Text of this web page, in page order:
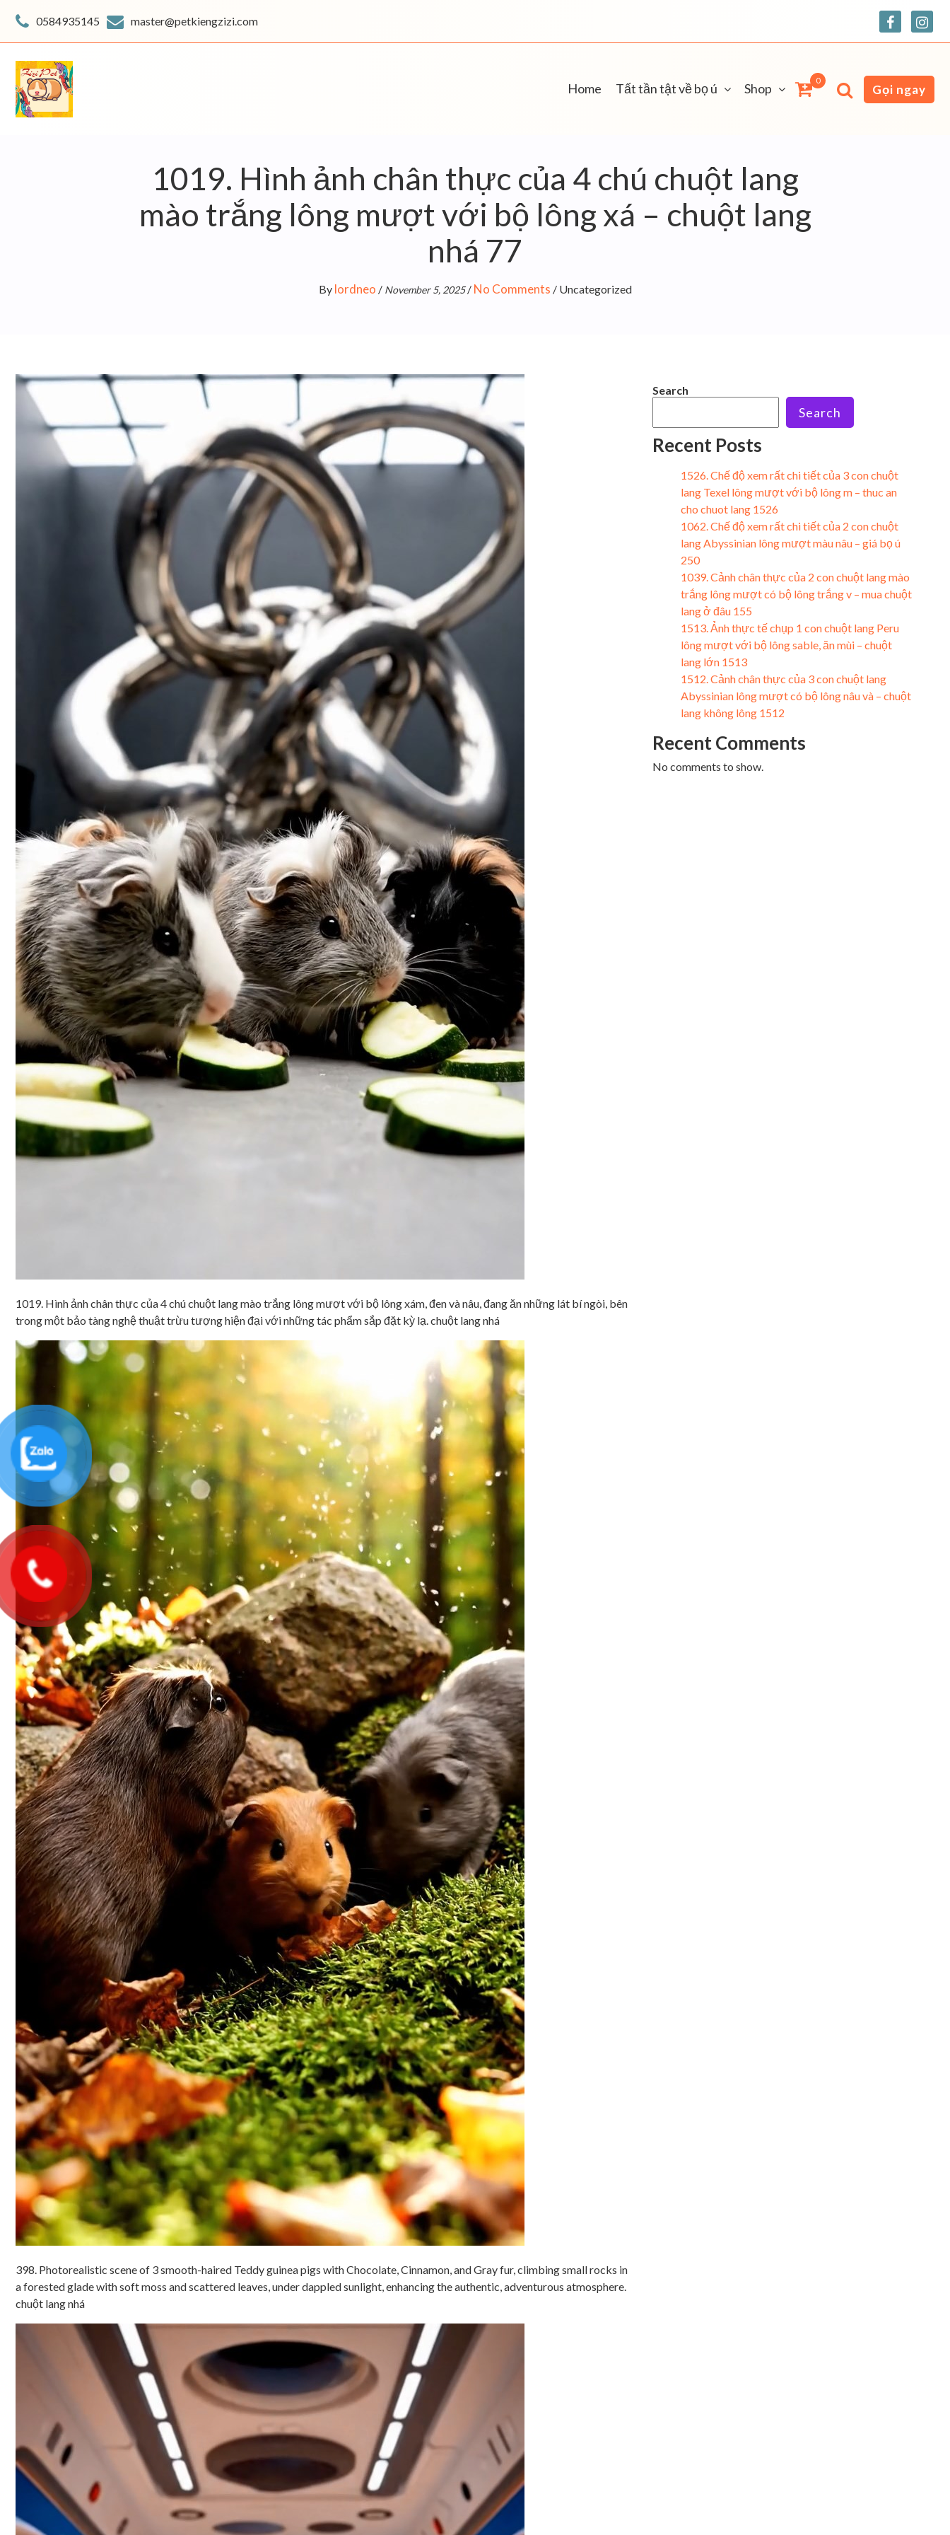
content
0584935145 master@petkiengzizi.com
Home Tất tần tật về bọ ú Shop
0
Gọi ngay
1019. Hình ảnh chân thực của 4 chú chuột lang
mào trắng lông mượt với bộ lông xá – chuột lang
nhá 77
By lordneo / November 5, 2025/ No Comments / Uncategorized
1019. Hình ảnh chân thực của 4 chú chuột lang mào trắng lông mượt với bộ lông xám, đen và nâu, đang ăn những lát bí ngòi, bên
trong một bảo tàng nghệ thuật trừu tượng hiện đại với những tác phẩm sắp đặt kỳ lạ. chuột lang nhá
398. Photorealistic scene of 3 smooth-haired Teddy guinea pigs with Chocolate, Cinnamon, and Gray fur, climbing small rocks in
a forested glade with soft moss and scattered leaves, under dappled sunlight, enhancing the authentic, adventurous atmosphere.
chuột lang nhá
Search
Search
Recent Posts
1526. Chế độ xem rất chi tiết của 3 con chuột
lang Texel lông mượt với bộ lông m – thuc an
cho chuot lang 1526
1062. Chế độ xem rất chi tiết của 2 con chuột
lang Abyssinian lông mượt màu nâu – giá bọ ú
250
1039. Cảnh chân thực của 2 con chuột lang mào
trắng lông mượt có bộ lông trắng v – mua chuột
lang ở đâu 155
1513. Ảnh thực tế chụp 1 con chuột lang Peru
lông mượt với bộ lông sable, ăn mùi – chuột
lang lớn 1513
1512. Cảnh chân thực của 3 con chuột lang
Abyssinian lông mượt có bộ lông nâu và – chuột
lang không lông 1512
Recent Comments
No comments to show.